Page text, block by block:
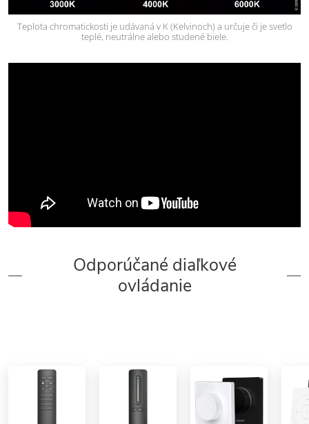
Teplota chromatickosti je udávaná v K (Kelvinoch) a určuje či je svetlo
teplé, neutrálne alebo studené biele.
Odporúčané diaľkové
ovládanie